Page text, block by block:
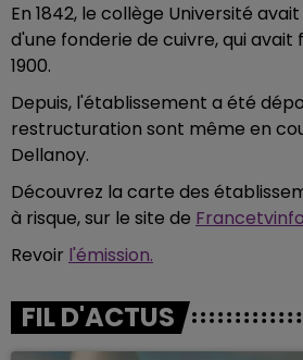
En 1842, le collège Université
d'une fonderie de cuivre, qui
1900.
Depuis, l'établissement a été
restructuration sont même en
Dellanoy.
Découvrez la carte des
à risque, sur le site de Francetvinfo
Revoir l'émission.
FIL D'ACTUS